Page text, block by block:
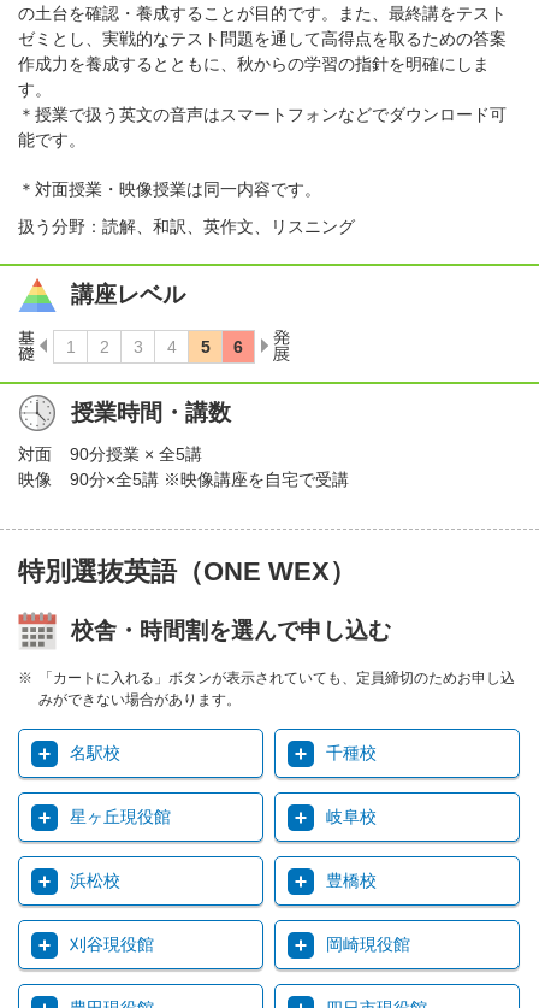
の土台を確認・養成することが目的です。また、最終講をテスト
ゼミとし、実戦的なテスト問題を通して高得点を取るための答案
作成力を養成するとともに、秋からの学習の指針を明確にしま
す。
＊授業で扱う英文の音声はスマートフォンなどでダウンロード可
能です。
＊対面授業・映像授業は同一内容です。
扱う分野：読解、和訳、英作文、リスニング
講座レベル
授業時間・講数
対面
90分授業 × 全5講
映像
90分×全5講 ※映像講座を自宅で受講
特別選抜英語（ONE WEX）
校舎・時間割を選んで申し込む
「カートに入れる」ボタンが表示されていても、定員締切のためお申し込
みができない場合があります。
名駅校 千種校
星ヶ丘現役館 岐阜校
浜松校 豊橋校
刈谷現役館 岡崎現役館